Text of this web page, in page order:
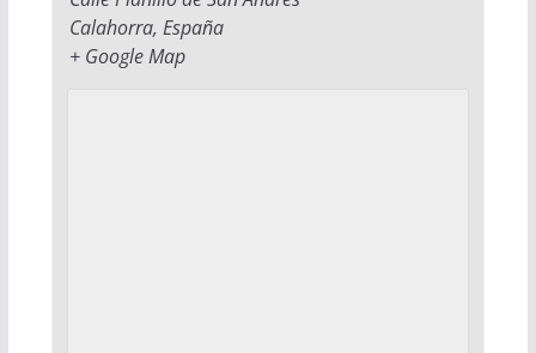
Calahorra, España
+ Google Map